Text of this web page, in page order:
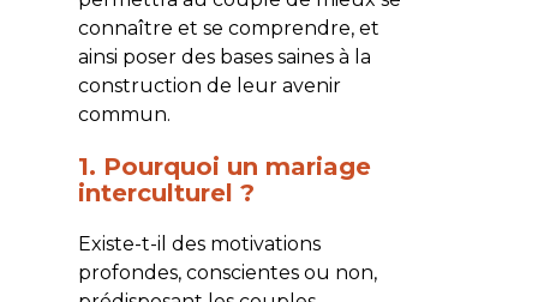
connaître et se comprendre, et
ainsi poser des bases saines à la
construction de leur avenir
commun.
1. Pourquoi un mariage
interculturel ?
Existe-t-il des motivations
profondes, conscientes ou non,